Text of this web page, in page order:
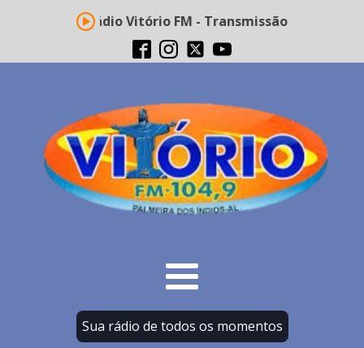
Rádio Vitório FM - Transmissão ao vivo
Sua rádio de todos os momentos